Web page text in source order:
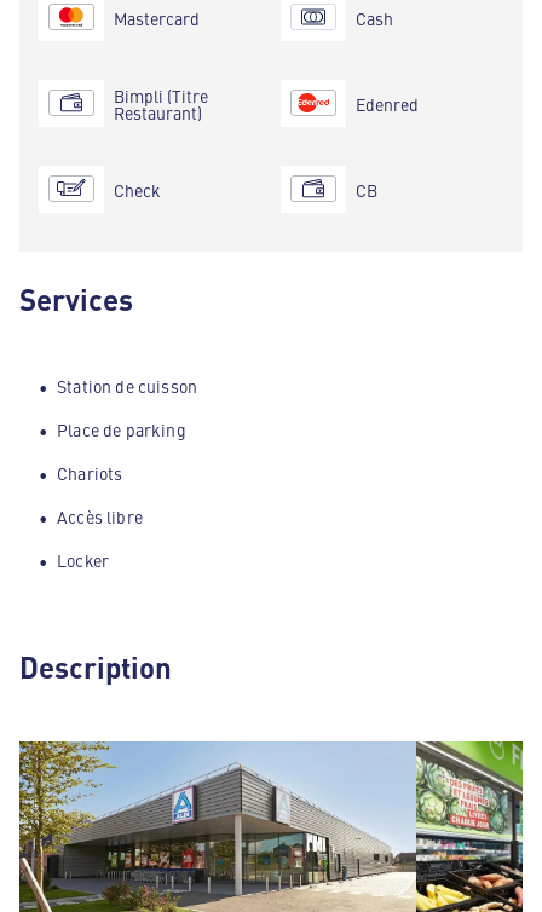
Mastercard
Bimpli (Titre
Restaurant)
Check
Cash
Edenred
CB
Services
Station de cuisson
Place de parking
Chariots
Accès libre
Locker
Description